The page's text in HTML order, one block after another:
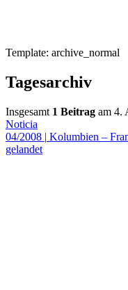
Template: archive_normal
Tagesarchiv
Insgesamt 1 Beitrag am 4.
Noticia
04/2008 | Kolumbien –
gelandet